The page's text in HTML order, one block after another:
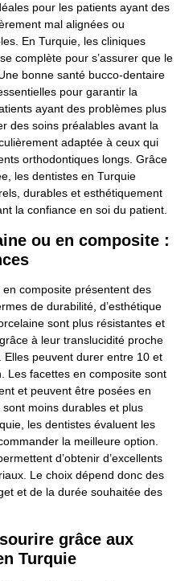
pour les patients ayant des
mal alignées ou
En Turquie, les cliniques
complète pour s’assurer que le
bonne santé bucco-dentaire
pour garantir la
ayant des problèmes plus
des soins préalables avant la
adaptée à ceux qui
orthodontiques longs. Grâce
les dentistes en Turquie
durables et esthétiquement
la confiance en soi du patient.
ou en composite :
composite présentent des
de durabilité, d’esthétique
sont plus résistantes et
à leur translucidité proche
peuvent durer entre 10 et
Les facettes en composite sont
et peuvent être posées en
moins durables et plus
les dentistes évaluent les
la meilleure option.
d’obtenir d’excellents
Le choix dépend donc des
et de la durée souhaitée des
grâce aux
Turquie